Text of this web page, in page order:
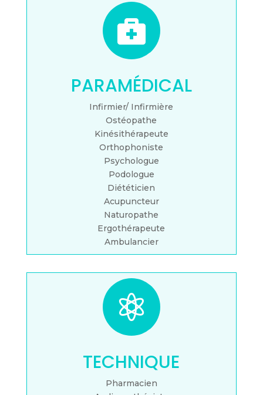

PARAMÉDICAL
Infirmier/ Infirmière
Ostéopathe
Kinésithérapeute
Orthophoniste
Psychologue
Podologue
Diététicien
Acupuncteur
Naturopathe
Ergothérapeute
Ambulancier

TECHNIQUE
Pharmacien